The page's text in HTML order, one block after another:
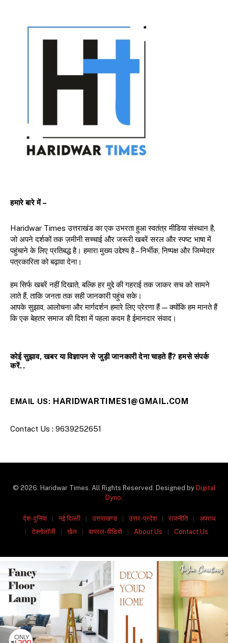
हमारे बारे में –
Haridwar Times उत्तराखंड का एक उभरता हुआ स्वतंत्र मीडिया संस्थान है,
जो अपने दर्शकों तक ज़मीनी सच्चाई और जरूरी खबरें सरल और स्पष्ट भाषा में
पहुंचाने के लिए प्रतिबद्ध है। हमारा मुख्य उद्देश्य है – निर्भीक, निष्पक्ष और जिम्मेदार
पत्रकारिता को बढ़ावा देना।
हम सिर्फ खबरें नहीं दिखाते, बल्कि हर मुद्दे की गहराई तक जाकर सच को सामने
लाते हैं, ताकि जनता तक सही जानकारी पहुंच सके।
आपके सुझाव, आलोचना और मार्गदर्शन हमारे लिए प्रेरणा हैं — क्योंकि हम मानते हैं
कि एक बेहतर समाज की दिशा में पहला कदम है ईमानदार संवाद।
कोई सुझाव, खबर या विज्ञापन से जुड़ी जानकारी देना चाहते हैं? हमसे संपर्क
करें..
EMAIL US: HARIDWARTIMES1@GMAIL.COM
Contact Us : 9639252651
© 2026. Haridwar Times. All Rights Reserved. Designed by Digital
Dyno.
देश-दुनिया नई दिल्ली उत्तराखण्ड उत्तर-प्रदेश राजनीति
अपराध
टेक्नोलॉजी
खेल वायरल-वीडियो About Us Contact Us